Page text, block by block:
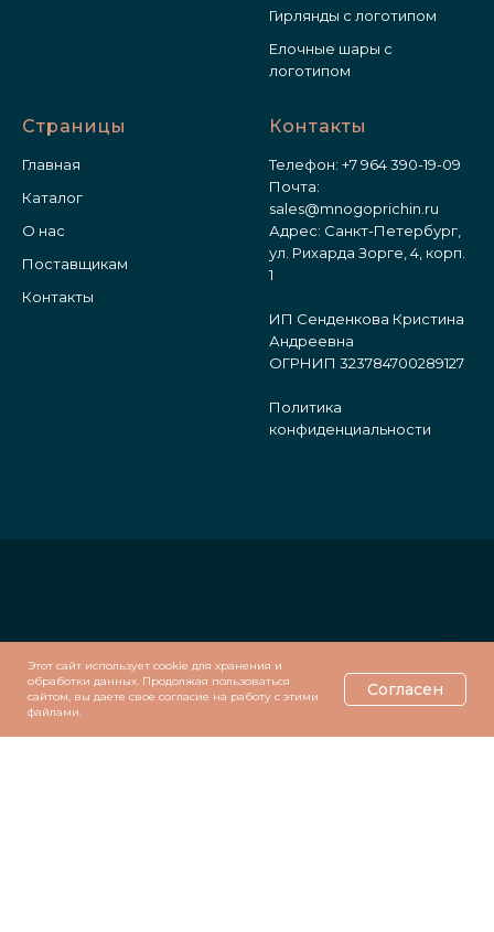
Гирлянды с логотипом
Елочные шары с
логотипом
Страницы
Главная
Каталог
О нас
Поставщикам
Контакты
Контакты
Телефон: +7 964 390-19-09
Почта:
sales@mnogoprichin.ru
Адрес: Санкт-Петербург,
ул. Рихарда Зорге, 4, корп.
1
ИП Сенденкова Кристина
Андреевна
ОГРНИП 323784700289127
Политика
конфиденциальности
Этот сайт использует cookie для хранения и
обработки данных. Продолжая пользоваться
сайтом, вы даете свое согласие на работу с этими
файлами.
Согласен